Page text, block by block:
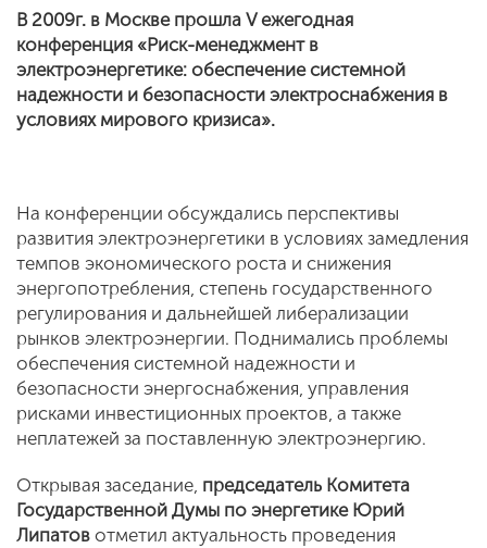
В 2009г. в Москве прошла V ежегодная
конференция «Риск-менеджмент в
электроэнергетике: обеспечение системной
надежности и безопасности электроснабжения в
условиях мирового кризиса».
На конференции обсуждались перспективы
развития электроэнергетики в условиях замедления
темпов экономического роста и снижения
энергопотребления, степень государственного
регулирования и дальнейшей либерализации
рынков электроэнергии. Поднимались проблемы
обеспечения системной надежности и
безопасности энергоснабжения, управления
рисками инвестиционных проектов, а также
неплатежей за поставленную электроэнергию.
Открывая заседание, председатель Комитета
Государственной Думы по энергетике Юрий
Липатов отметил актуальность проведения